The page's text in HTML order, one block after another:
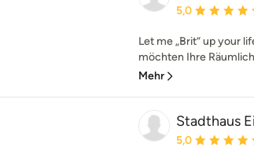
5,0
Let me „Brit“ up your
möchten Ihre
Mehr
Stadthaus
5,0